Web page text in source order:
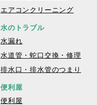
エアコンクリーニング
水のトラブル
水漏れ
水道管・蛇口交換・修理
排水口・排水管のつまり
便利屋
便利屋